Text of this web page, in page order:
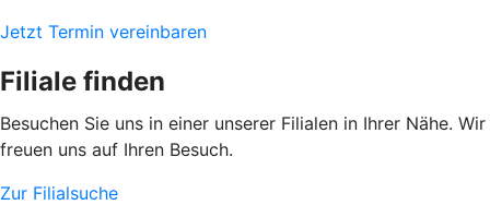
Jetzt Termin vereinbaren
Filiale finden
Besuchen Sie uns in einer unserer Filialen in Ihrer Nähe. Wir
freuen uns auf Ihren Besuch.
Zur Filialsuche